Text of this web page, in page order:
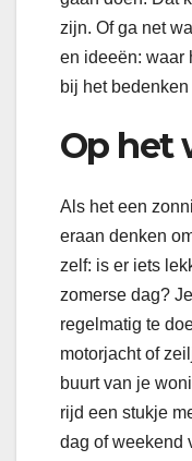
zijn. Of ga net
en ideeën: waar
bij het
Op het
Als het een
eraan denken
zelf: is er iets
zomerse dag?
regelmatig te
motorjacht of
buurt van je
rijd een stukje
dag of weekend